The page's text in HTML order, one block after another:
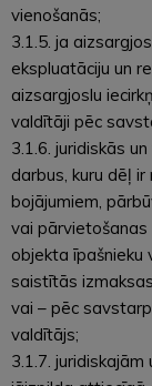
vienošanās;
3.1.5. ja
ekspluatāciju un
aizsargjoslu
valdītāji pēc
3.1.6. juridiskās
darbus, kuru dēļ
bojājumiem,
vai
objekta īpašnieku
saistītās
vai – pēc
valdītājs;
3.1.7.